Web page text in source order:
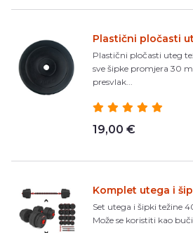
Plastični pločasti
Plastični pločasti uteg
sve šipke promjera 30
presvlak...
19,00 €
Komplet utega i
Set utega i šipki težine
Može se koristiti kao